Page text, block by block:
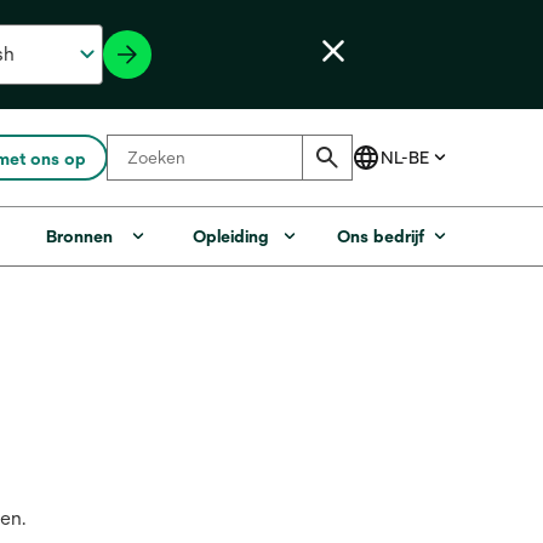
ons op
Bronnen Opleiding Ons bedrijf